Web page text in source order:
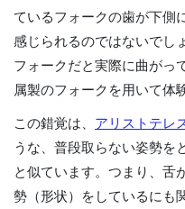
ているフォークの歯が下側
感じられるのではないでし
フォークだと実際に曲がっ
属製のフォークを用いて体
この錯覚は、 アリストテレ
うな、普段取らない姿勢を
と似ています。つまり、舌
勢（形状）をしているにも